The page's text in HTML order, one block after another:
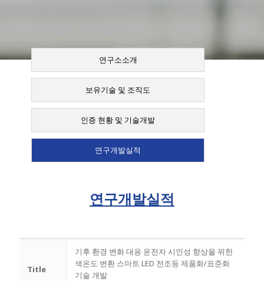
연구소소개
보유기술 및 조직도
인증 현황 및 기술개발
연구개발실적
연구개발실적
Title
기후 환경 변화 대응 운전자 시인성 향상을 위한
색온도 변환 스마트 LED 전조등 제품화/표준화
기술 개발